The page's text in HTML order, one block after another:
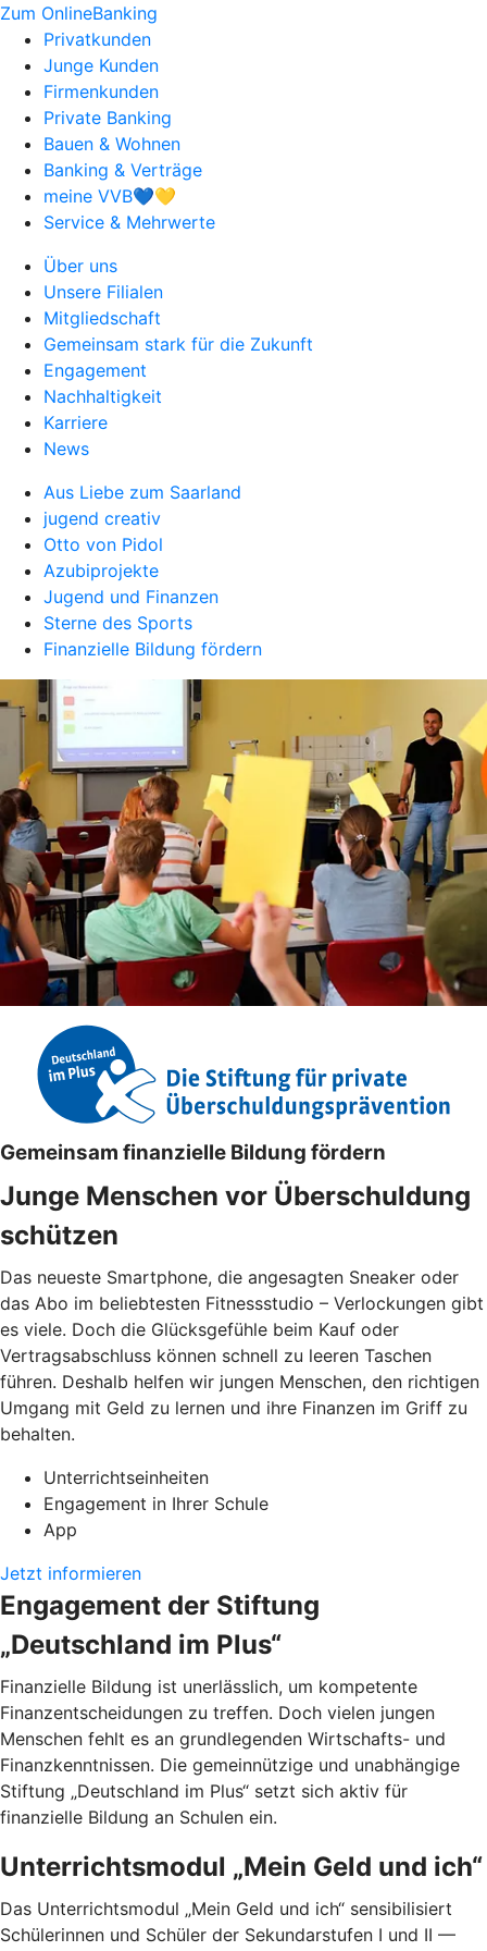
Zum OnlineBanking
Privatkunden
Junge Kunden
Firmenkunden
Private Banking
Bauen & Wohnen
Banking & Verträge
meine VVB💙💛
Service & Mehrwerte
Über uns
Unsere Filialen
Mitgliedschaft
Gemeinsam stark für die Zukunft
Engagement
Nachhaltigkeit
Karriere
News
Aus Liebe zum Saarland
jugend creativ
Otto von Pidol
Azubiprojekte
Jugend und Finanzen
Sterne des Sports
Finanzielle Bildung fördern
Gemeinsam finanzielle Bildung fördern
Junge Menschen vor Überschuldung
schützen
Das neueste Smartphone, die angesagten Sneaker oder
das Abo im beliebtesten Fitnessstudio – Verlockungen gibt
es viele. Doch die Glücksgefühle beim Kauf oder
Vertragsabschluss können schnell zu leeren Taschen
führen. Deshalb helfen wir jungen Menschen, den richtigen
Umgang mit Geld zu lernen und ihre Finanzen im Griff zu
behalten.
Unterrichtseinheiten
Engagement in Ihrer Schule
App
Jetzt informieren
Engagement der Stiftung
„Deutschland im Plus“
Finanzielle Bildung ist unerlässlich, um kompetente
Finanzentscheidungen zu treffen. Doch vielen jungen
Menschen fehlt es an grundlegenden Wirtschafts- und
Finanzkenntnissen. Die gemeinnützige und unabhängige
Stiftung „Deutschland im Plus“ setzt sich aktiv für
finanzielle Bildung an Schulen ein.
Unterrichtsmodul „Mein Geld und ich“
Das Unterrichtsmodul „Mein Geld und ich“ sensibilisiert
Schülerinnen und Schüler der Sekundarstufen I und II —